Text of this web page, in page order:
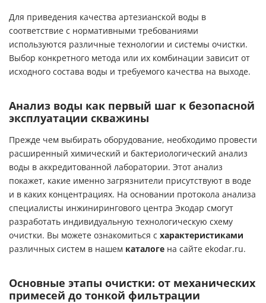
Для приведения качества артезианской воды в
соответствие с нормативными требованиями
используются различные технологии и системы очистки.
Выбор конкретного метода или их комбинации зависит от
исходного состава воды и требуемого качества на выходе.
Анализ воды как первый шаг к безопасной
эксплуатации скважины
Прежде чем выбирать оборудование, необходимо провести
расширенный химический и бактериологический анализ
воды в аккредитованной лаборатории. Этот анализ
покажет, какие именно загрязнители присутствуют в воде
и в каких концентрациях. На основании протокола анализа
специалисты инжинирингового центра Экодар смогут
разработать индивидуальную технологическую схему
очистки. Вы можете ознакомиться с характеристиками
различных систем в нашем каталоге на сайте ekodar.ru.
Основные этапы очистки: от механических
примесей до тонкой фильтрации